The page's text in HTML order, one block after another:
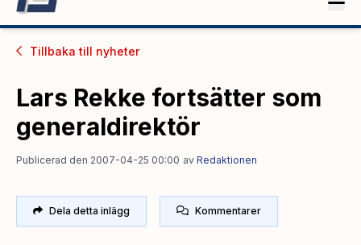
Tillbaka till nyheter
Lars Rekke fortsätter som
generaldirektör
Publicerad den 2007-04-25 00:00 av Redaktionen
Dela detta inlägg Kommentarer